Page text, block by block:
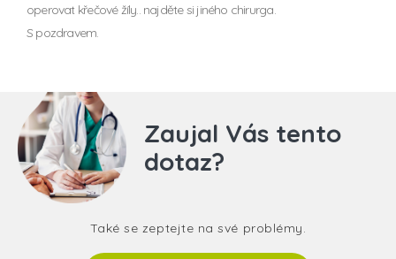
operovat křečové žíly.. najděte si jiného chirurga.
S pozdravem.
Zaujal Vás tento
dotaz?
Také se zeptejte na své problémy.